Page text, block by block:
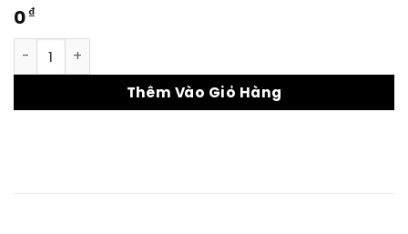
0₫
Báo giá vòi rửa bát KVK Nhật Bản chính hãng năm 2026 số
Thêm Vào Giỏ Hàng